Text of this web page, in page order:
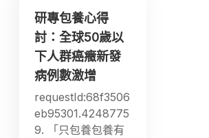
研專包養心得
討：全球50歲以
下人群癌癥新發
病例數激增
requestId:68f3506
eb95301.4248775
9. 「只包養包養有